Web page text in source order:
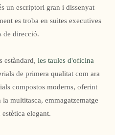
un escriptori gran i dissenyat
es troba en suites executives
de direcció.
estàndard, les taules d'oficina
de primera qualitat com ara
compostos moderns, oferint
multitasca, emmagatzematge
elegant.